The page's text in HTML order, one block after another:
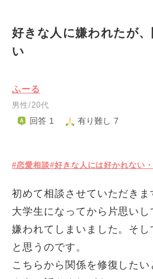
好きな人に嫌われたが
い
ふーる
男性/20代
回答 1 有り難し 7
#恋愛相談#好きな人には好かれない
初めて相談させていただきま
大学生になってから片思い
嫌われてしまいました。そ
と思うのです。
こちらから関係を修復した